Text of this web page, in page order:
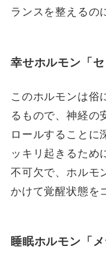
ランスを整えるの
幸せホルモン「セ
このホルモンは俗
るもので、神経の
ロールすることに
ッキリ起きるため
不可欠で、ホルモ
かけて覚醒状態を
睡眠ホルモン「メ